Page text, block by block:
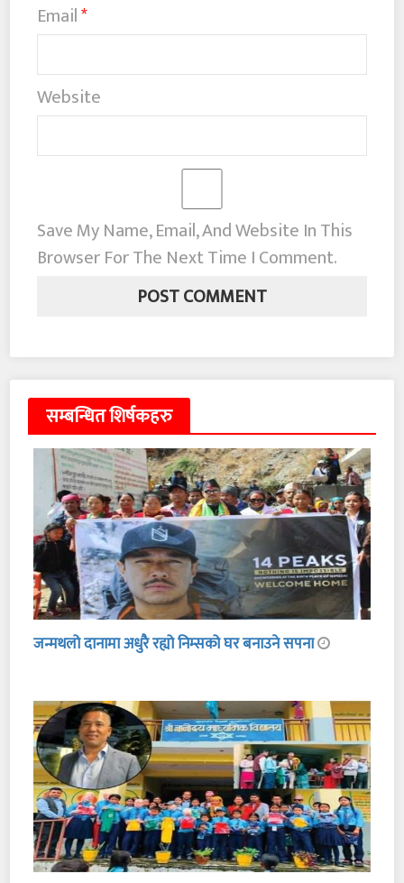
Email*
Website
Save My Name, Email, And Website In This
Browser For The Next Time I Comment.
सम्बन्धित शिर्षकहरु
जन्मथलो दानामा अधुरै रह्यो निम्सको घर बनाउने सपना